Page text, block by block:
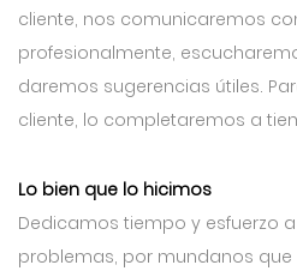
cliente, nos comunicaremos
profesionalmente,
daremos sugerencias útiles.
cliente, lo completaremos a
Lo bien que lo hicimos
Dedicamos tiempo y esfuerzo
problemas, por mundanos que